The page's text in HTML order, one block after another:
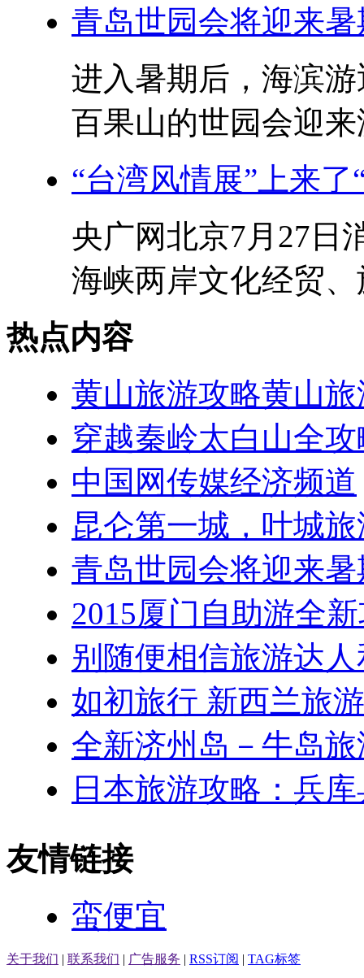
青岛世园会将迎来
进入暑期后，海滨
百果山的世园会迎
“台湾风情展”上来了
央广网北京7月27日
海峡两岸文化经贸
热点内容
黄山旅游攻略黄山
穿越秦岭太白山全
中国网传媒经济频道
昆仑第一城，叶城
青岛世园会将迎来
2015厦门自助游全
别随便相信旅游达
如初旅行 新西兰旅
全新济州岛－牛岛
日本旅游攻略：兵
友情链接
蛮便宜
关于我们 | 联系我们 | 广告服务 | RSS订阅 | TAG标签